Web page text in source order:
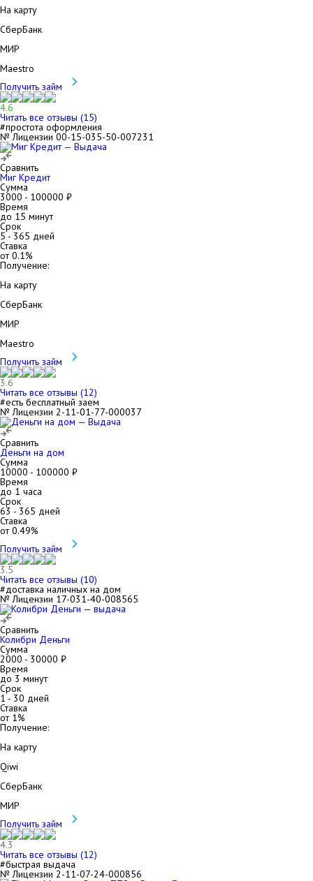
На карту
СберБанк
МИР
Maestro
Получить займ
4.6
Читать все отзывы (15)
#простота оформления
№ Лицензии 00-15-035-50-007231
Сравнить
Миг Кредит
Сумма
3000 - 100000 ₽
Время
до 15 минут
Срок
5- 365 дней
Ставка
от0.1%
Получение:
На карту
СберБанк
МИР
Maestro
Получить займ
3.6
Читать все отзывы (12)
#есть бесплатный заем
№ Лицензии 2-11-01-77-000037
Сравнить
Деньги на дом
Сумма
10000 - 100000 ₽
Время
до 1 часа
Срок
63 - 365 дней
Ставка
от0.49%
Получить займ
3.5
Читать все отзывы (10)
#доставка наличных на дом
№ Лицензии 17-031-40-008565
Сравнить
Колибри Деньги
Сумма
2000 - 30000 ₽
Время
до 3 минут
Срок
1- 30 дней
Ставка
от 1%
Получение:
На карту
Qiwi
СберБанк
МИР
Получить займ
4.3
Читать все отзывы (12)
#быстрая выдача
№ Лицензии 2-11-07-24-000856